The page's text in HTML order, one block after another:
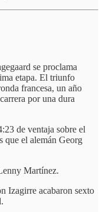
se proclama
etapa. El triunfo
francesa, un año
por una dura
de ventaja sobre el
que el alemán Georg
Martínez.
Izagirre acabaron sexto